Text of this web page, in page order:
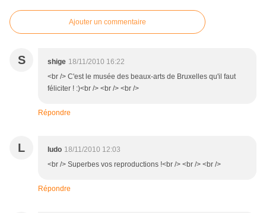
Ajouter un commentaire
S shige 18/11/2010 16:22
<br /> C'est le musée des beaux-arts de Bruxelles qu'il faut
féliciter ! :)<br /> <br /> <br />
Répondre
L ludo 18/11/2010 12:03
<br /> Superbes vos reproductions !<br /> <br /> <br />
Répondre